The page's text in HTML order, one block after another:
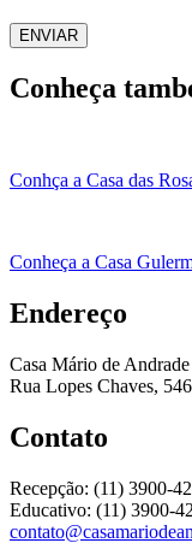
ENVIAR
Conheça
Conhça a Casa das
Conheça a Casa
Endereço
Casa Mário de Andrade
Rua Lopes Chaves,
Contato
Recepção: (11) 3900-
Educativo: (11) 3900-